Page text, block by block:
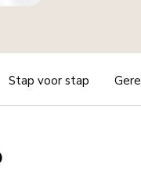
Stap voor stap